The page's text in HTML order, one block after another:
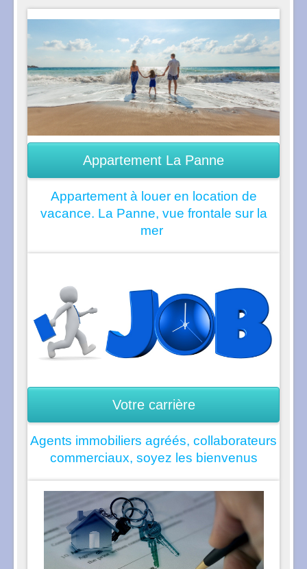
Appartement La Panne
Appartement à louer en location de
vacance. La Panne, vue frontale sur la
mer
Votre carrière
Agents immobiliers agréés, collaborateurs
commerciaux, soyez les bienvenus